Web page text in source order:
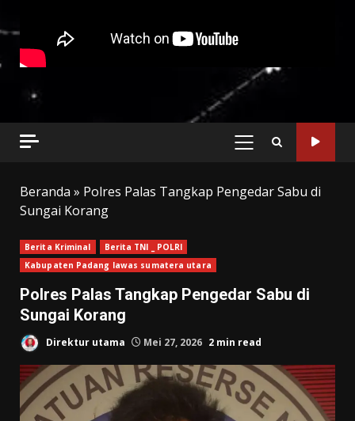
PRIMARY
Beranda » Polres Palas Tangkap Pengedar Sabu di
Sungai Korang
Berita Kriminal
Berita TNI _ POLRI
Kabupaten Padang lawas sumatera utara
Polres Palas Tangkap Pengedar Sabu di
Sungai Korang
Direktur utama Mei 27, 2026 2 min read